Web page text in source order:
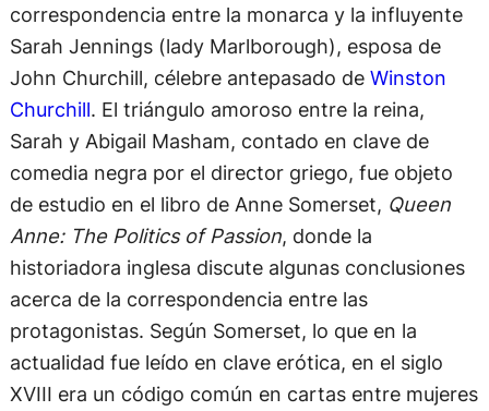
correspondencia entre la monarca y la influyente
Sarah Jennings (lady Marlborough), esposa de
John Churchill, célebre antepasado de Winston
Churchill. El triángulo amoroso entre la reina,
Sarah y Abigail Masham, contado en clave de
comedia negra por el director griego, fue objeto
de estudio en el libro de Anne Somerset, Queen
Anne: The Politics of Passion, donde la
historiadora inglesa discute algunas conclusiones
acerca de la correspondencia entre las
protagonistas. Según Somerset, lo que en la
actualidad fue leído en clave erótica, en el siglo
XVIII era un código común en cartas entre mujeres